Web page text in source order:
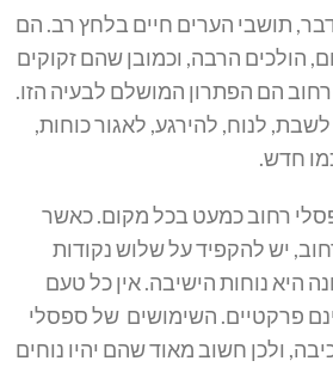
תושבי הערים חיים בלחץ רב. הם
הולכים הרבה, וכמובן שהם זקוקים
הם הפתרון המושלם לבעיה הזו.
לנוח, להירגע, לאגור כוחות,
חדש.
רחוב כמעט בכל מקום. כאשר
יש להקפיד על שלוש נקודות
היא נוחות הישיבה. אין כל טעם
פרקטיים. השימושים של ספסלי
ולכן חשוב מאוד שהם יהיו נוחים